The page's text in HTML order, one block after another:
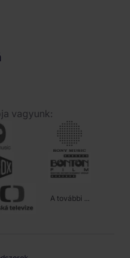
vagyunk:
A további ...